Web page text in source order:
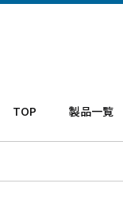
TOP 製品一覧
業務用タ